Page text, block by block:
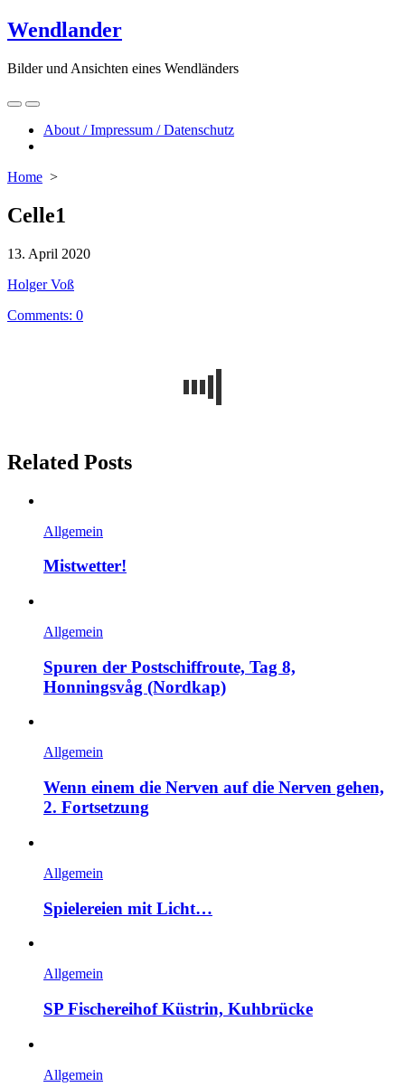
Skip
to
Wendlander
Bilder und Ansichten eines Wendländers
Search
Toggle
Menu
About / Impressum / Datenschutz
Home >
Celle1
Published
13. April 2020
Author
Holger Voß
Comments: 0
Related Posts
Allgemein
Mistwetter!
Allgemein
Spuren der Postschiffroute, Tag 8,
Honningsvåg (Nordkap)
Allgemein
Wenn einem die Nerven auf die Nerven gehen,
2. Fortsetzung
Allgemein
Spielereien mit Licht…
Allgemein
SP Fischereihof Küstrin, Kuhbrücke
Allgemein